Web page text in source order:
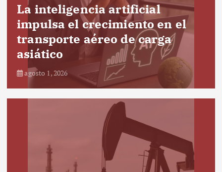
La inteligencia artificial
impulsa el crecimiento en el
transporte aéreo de carga
asiático
agosto 1, 2026